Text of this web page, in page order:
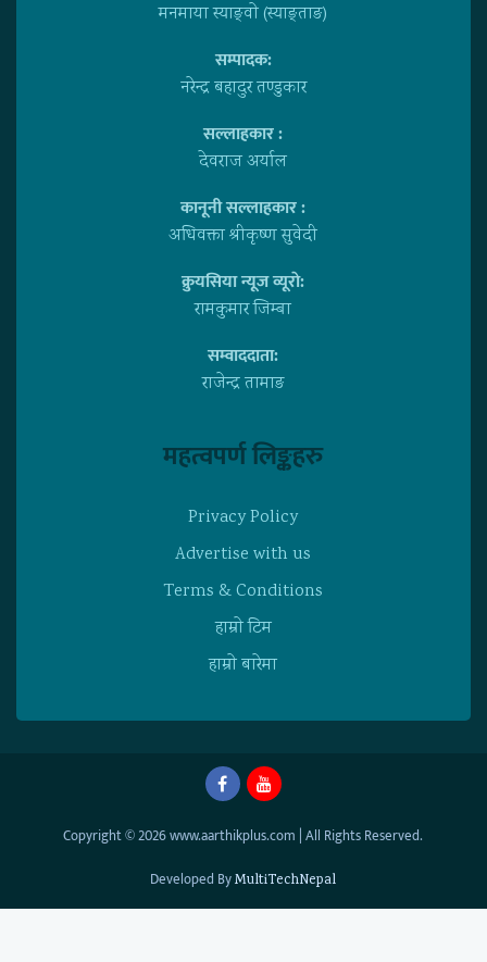
मनमाया स्याङ्वाे (स्याङ्ताङ)
सम्पादक:
नरेन्द्र बहादुर तण्डुकार
सल्लाहकार :
देवराज अर्याल
कानूनी सल्लाहकार :
अधिवक्ता श्रीकृष्ण सुवेदी
क्रुयसिया न्यूज व्यूराे:
रामकुमार जिम्बा
सम्वाददाता:
राजेन्द्र तामाङ
महत्वपर्ण लिङ्कहरु
Privacy Policy
Advertise with us
Terms & Conditions
हाम्राे टिम
हाम्राे बारेमा
Copyright © 2026 www.aarthikplus.com | All Rights Reserved.
Developed ByMultiTechNepal